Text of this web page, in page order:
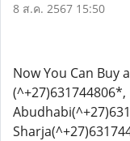
8 ส.ค. 2567 15:50
Now You Can Buy